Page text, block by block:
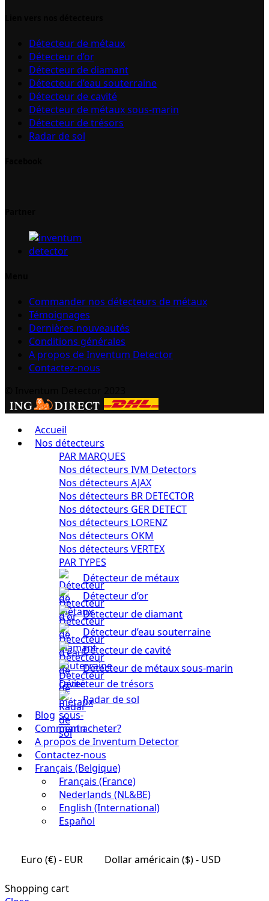
Détecteur de métaux
Détecteur d’or
Détecteur de diamant
Détecteur d’eau souterraine
Détecteur de cavité
Détecteur de métaux sous-marin
Détecteur de trésors
Radar de sol
Commander nos détecteurs de métaux
Témoignages
Dernières nouveautés
Conditions générales
A propos de Inventum Detector
Contactez-nous
Accueil
Nos détecteurs
PAR MARQUES
Nos détecteurs IVM Detectors
Nos détecteurs AJAX
Nos détecteurs BR DETECTOR
Nos détecteurs GER DETECT
Nos détecteurs LORENZ
Nos détecteurs OKM
Nos détecteurs VERTEX
PAR TYPES
Détecteur de métaux
Détecteur d’or
Détecteur de diamant
Détecteur d’eau souterraine
Détecteur de cavité
Détecteur de métaux sous-marin
Détecteur de trésors
Radar de sol
Blog
Comment acheter?
A propos de Inventum Detector
Contactez-nous
Français (Belgique)
Français (France)
Nederlands (NL&BE)
English (International)
Español
Euro (€) - EUR Dollar américain ($) - USD
Shopping cart